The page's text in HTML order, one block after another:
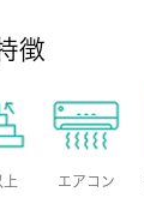
徴
上 エアコン